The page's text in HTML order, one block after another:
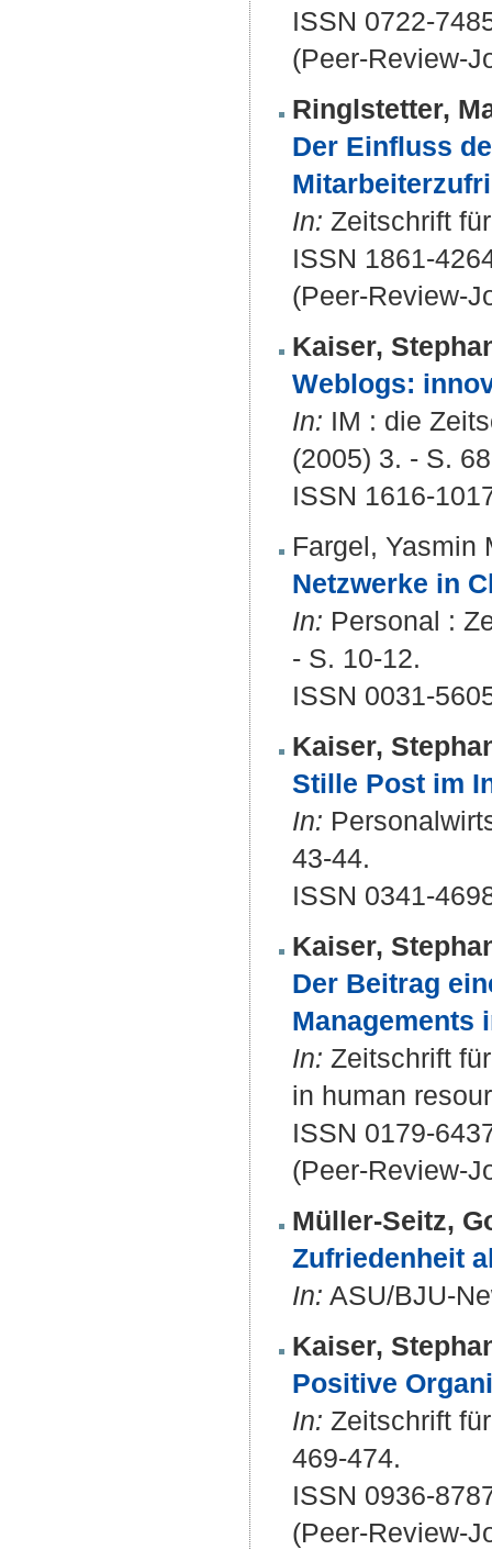
ISSN 0722-
(Peer-Review-
Ringlstetter,
Der Einfluss
In: Zeitschrift
ISSN 1861-
(Peer-Review-
Kaiser,
Weblogs:
In: IM : die
(2005) 3. - S.
ISSN 1616-
Fargel, Yasmin
Netzwerke in
In: Personal :
- S. 10-12.
ISSN 0031-
Kaiser,
Stille Post im
In:
43-44.
ISSN 0341-
Kaiser,
Der Beitrag
Managements
In: Zeitschrift
in human
ISSN 0179-
(Peer-Review-
Müller-Seitz,
Zufriedenheit
In: ASU/BJU-
Kaiser,
Positive
In: Zeitschrift
469-474.
ISSN 0936-
(Peer-Review-